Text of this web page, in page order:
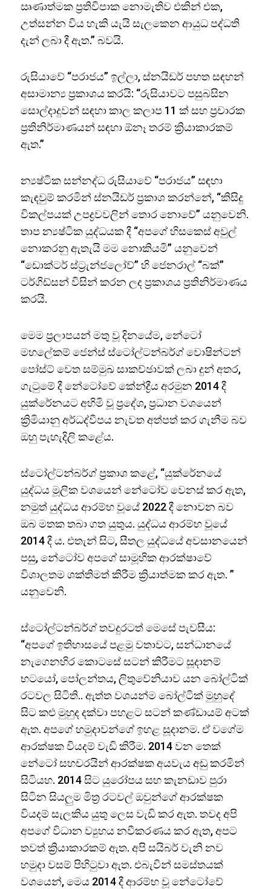
ඍණාත්මක ප්‍රතිවිපාක නොමැතිව එකින් එක,
උත්සන්න විය හැකි යැයි සැලකෙන ආයුධ පද්ධති
දැන් ලබා දී ඇත.” බවයි.
රුසියාවේ “පරාජය” ඉල්ලා, ස්නයිඩර් පහත සඳහන්
අසාමාන්‍ය ප්‍රකාශය කරයි: “රුසියාවට පසුබසින
සොල්දාදුවන් සඳහා කාල කලාප 11 ක් සහ ප්‍රචාරක
ප්‍රතිනිර්මාණයන් සඳහා ඕනෑ තරම් ක්‍රියාකාරකම්
ඇත.”
න්‍යෂ්ටික සන්නද්ධ රුසියාවේ “පරාජය” සඳහා
කැඳවුම් කරමින් ස්නයිඩර් ප්‍රකාශ කරන්නේ, “කිසිදු
විකල්පයක් උපද්‍රවවලින් තොර නොවේ” යනුවෙනි.
තාප න්‍යෂ්ටික යුද්ධයක දී “අපගේ හිසකෙස් අවුල්
නොකරනු ඇතැයි මම නොකියමි” යනුවෙන්
“ඩොක්ටර් ස්ට්‍රැන්ජලෝව්” හි ජෙනරාල් “බක්”
ටර්ගිඩ්සන් විසින් කරන ලද ප්‍රකාශය ප්‍රතිනිර්මාණය
කරයි.
මෙම ප්‍රලාපයන් මතු වූ දිනයේම, නේටෝ
මහලේකම් ජෙන්ස් ස්ටෝල්ටන්බර්ග් වොෂින්ටන්
පෝස්ට් වෙත සම්මුඛ සාකච්ඡාවක් ලබා දුන් අතර,
ගැටුමේ දී නේටෝවේ කේන්ද්‍රීය අරමුන 2014 දී
යුක්රේනයට අහිමි වූ ප්‍රදේශ, ප්‍රධාන වශයෙන්
ක්‍රිමියානු අර්ධද්වීපය නැවත අත්පත් කර ගැනීම බව
ඔහු පැහැදිලි කළේය.
ස්ටෝල්ටන්බර්ග් ප්‍රකාශ කළේ, “යුක්රේනයේ
යුද්ධය මූලික වශයෙන් නේටෝව වෙනස් කර ඇත,
නමුත් යුද්ධය ආරම්භ වූයේ 2022 දී නොවන බව
ඔබ මතක තබා ගත යුතුය. යුද්ධය ආරම්භ වූයේ
2014 දී ය. එතැන් සිට, සීතල යුද්ධයේ අවසානයෙන්
පසු, නේටෝව අපගේ සාමූහික ආරක්ෂාවේ
විශාලතම ශක්තිමත් කිරීම ක්‍රියාත්මක කර ඇත. ”
යනුවෙනි.
ස්ටෝල්ටන්බර්ග් තවදුරටත් මෙසේ පැවසීය:
“අපගේ ඉතිහාසයේ පළමු වතාවට, සන්ධානයේ
නැගෙනහිර කොටසේ සටන් කිරීමට සූදානම්
භටයෝ, පෝලන්තය, ලිතුවේනියාව යන බෝල්ටික්
රටවල සිටිති.. ඇත්ත වශයන්ම බෝල්ටික් මුහුදේ
සිට කළු මුහුද දක්වා පහළට සටන් කණ්ඩායම් අටක්
ඇත. අපගේ හමුදාවන්ගේ ඉහළ සූදානම. ඒ වගේම
ආරක්ෂක වියදම් වැඩි කිරීම. 2014 වන තෙක්
නේටෝ සහචරයින් ආරක්ෂක අයවැය අඩු කරමින්
සිටියහ. 2014 සිට යුරෝපය සහ කැනඩාව පුරා
සිටින සියලුම මිත්‍ර රටවල් ඔවුන්ගේ ආරක්ෂක
වියදම් සැලකිය යුතු ලෙස වැඩි කර ඇත. තවද අපි
අපගේ විධාන ව්‍යුහය නවීකරණය කර ඇත, අපට
තවත් ක්‍රියාකාරකම් ඇත. අපි සයිබර් වැනි නව
හමුදා වසම් පිහිටුවා ඇත. එබැවින් සමස්තයක්
වශයෙන්, මෙය 2014 දී ආරම්භ වූ නේටෝවේ